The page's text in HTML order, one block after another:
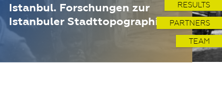
Istanbul. Forschungen zur
Istanbuler Stadttopographie
RESULTS
PARTNERS
TEAM